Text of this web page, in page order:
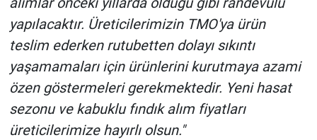
yapılacaktır. Üreticilerimizin TMO'ya ürün
teslim ederken rutubetten dolayı sıkıntı
yaşamamaları için ürünlerini kurutmaya azami
özen göstermeleri gerekmektedir. Yeni hasat
sezonu ve kabuklu fındık alım fiyatları
üreticilerimize hayırlı olsun."